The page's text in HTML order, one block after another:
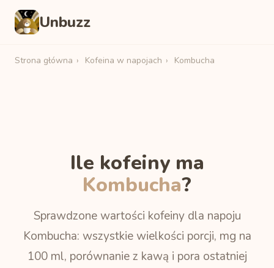
Unbuzz
Strona główna › Kofeina w napojach › Kombucha
Ile kofeiny ma
Kombucha?
Sprawdzone wartości kofeiny dla napoju
Kombucha: wszystkie wielkości porcji, mg na
100 ml, porównanie z kawą i pora ostatniej